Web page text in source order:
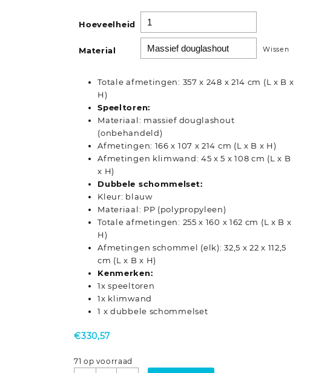
Hoeveelheid
Material Wissen
Totale afmetingen: 357 x 248 x 214 cm (L x B x
H)
Speeltoren:
Materiaal: massief douglashout
(onbehandeld)
Afmetingen: 166 x 107 x 214 cm (L x B x H)
Afmetingen klimwand: 45 x 5 x 108 cm (L x B
x H)
Dubbele schommelset:
Kleur: blauw
Materiaal: PP (polypropyleen)
Totale afmetingen: 255 x 160 x 162 cm (L x B x
H)
Afmetingen schommel (elk): 32,5 x 22 x 112,5
cm (L x B x H)
Kenmerken:
1x speeltoren
1x klimwand
1 x dubbele schommelset
€330,57
71 op voorraad